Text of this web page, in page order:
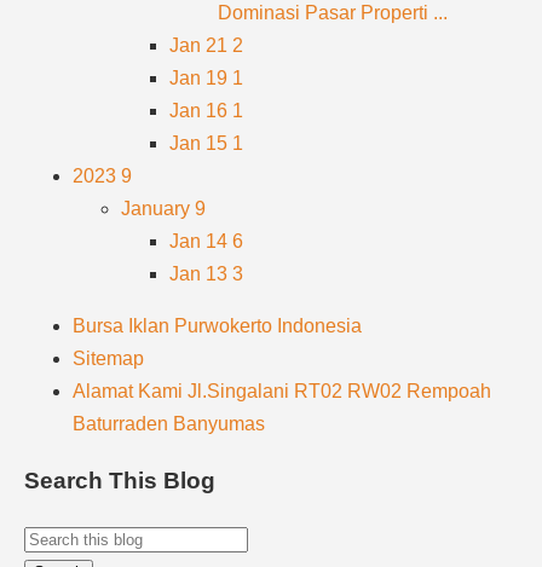
Dominasi Pasar Properti ...
Jan 21 2
Jan 19 1
Jan 16 1
Jan 15 1
2023 9
January 9
Jan 14 6
Jan 13 3
Bursa Iklan Purwokerto Indonesia
Sitemap
Alamat Kami Jl.Singalani RT02 RW02 Rempoah
Baturraden Banyumas
Search This Blog